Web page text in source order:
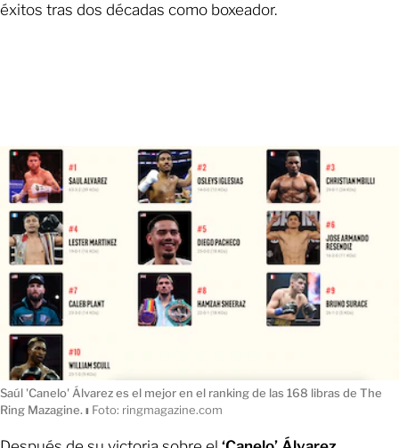
éxitos tras dos décadas como boxeador.
Saúl 'Canelo' Álvarez es el mejor en el ranking de las 168 libras de The
Ring Mazagine. ı Foto: ringmagazine.com